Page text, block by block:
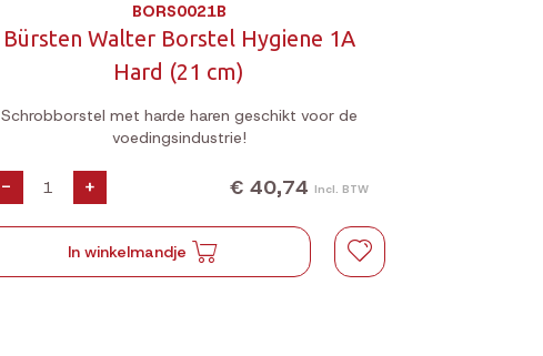
BORS0021B
Bürsten Walter Borstel Hygiene 1A
Hard (21 cm)
Schrobborstel met harde haren geschikt voor de
voedingsindustrie!
- + € 40,74 Incl. BTW
In winkelmandje